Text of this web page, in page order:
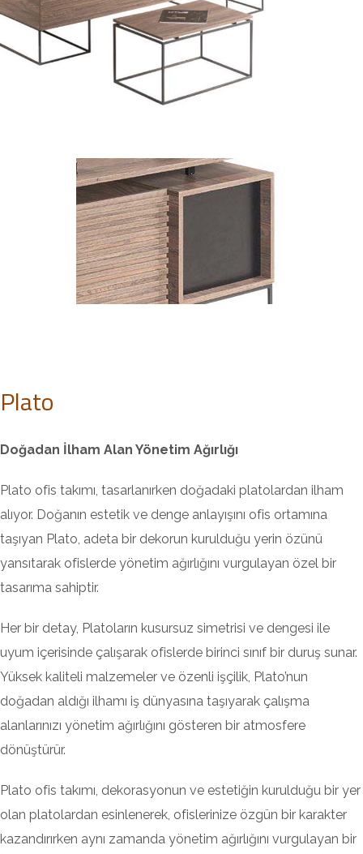
Plato
Doğadan İlham Alan Yönetim Ağırlığı
Plato ofis takımı, tasarlanırken doğadaki platolardan ilham
alıyor. Doğanın estetik ve denge anlayışını ofis ortamına
taşıyan Plato, adeta bir dekorun kurulduğu yerin özünü
yansıtarak ofislerde yönetim ağırlığını vurgulayan özel bir
tasarıma sahiptir.
Her bir detay, Platoların kusursuz simetrisi ve dengesi ile
uyum içerisinde çalışarak ofislerde birinci sınıf bir duruş sunar.
Yüksek kaliteli malzemeler ve özenli işçilik, Plato’nun
doğadan aldığı ilhamı iş dünyasına taşıyarak çalışma
alanlarınızı yönetim ağırlığını gösteren bir atmosfere
dönüştürür.
Plato ofis takımı, dekorasyonun ve estetiğin kurulduğu bir yer
olan platolardan esinlenerek, ofislerinize özgün bir karakter
kazandırırken aynı zamanda yönetim ağırlığını vurgulayan bir